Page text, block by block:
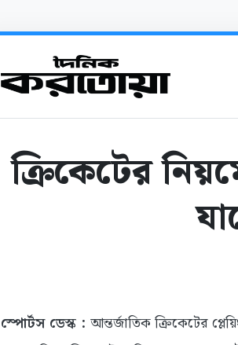
ক্রিকেটের
স্পোর্টস ডেস্ক : আন্তর্জাতিক ক্রিকেটের